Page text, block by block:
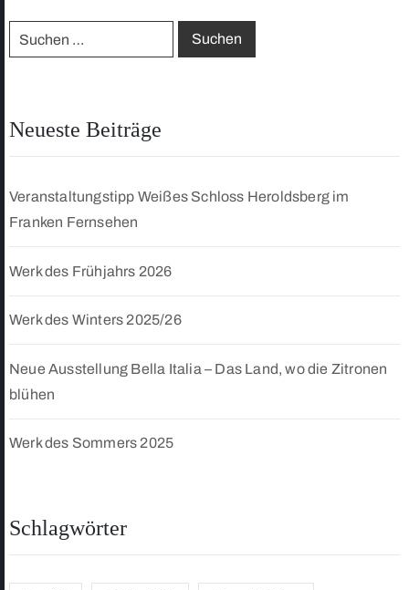
Neueste Beiträge
Veranstaltungstipp Weißes Schloss Heroldsberg im
Franken Fernsehen
Werk des Frühjahrs 2026
Werk des Winters 2025/26
Neue Ausstellung Bella Italia – Das Land, wo die Zitronen
blühen
Werk des Sommers 2025
Schlagwörter